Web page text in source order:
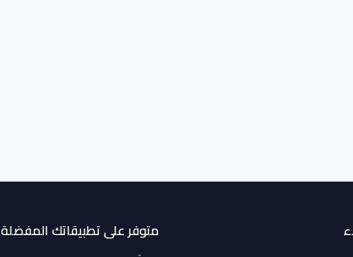
متوفر على تطبيقاتك المفضلة